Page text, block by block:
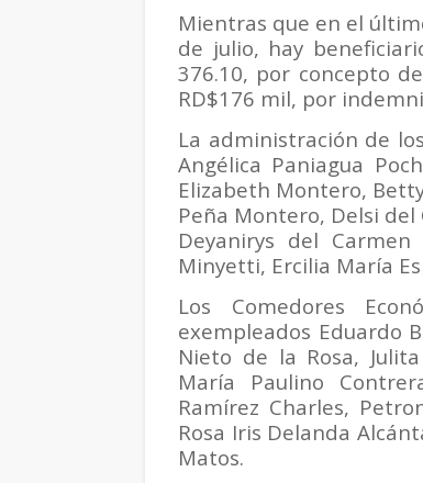
Mientras que en el
de julio, hay
376.10, por concepto
RD$176 mil, por
La administración de
Angélica Paniagua
Elizabeth Montero,
Peña Montero, Delsi
Deyanirys del
Minyetti, Ercilia María
Los Comedores
exempleados Eduardo
Nieto de la Rosa,
María Paulino
Ramírez Charles,
Rosa Iris Delanda
Matos.